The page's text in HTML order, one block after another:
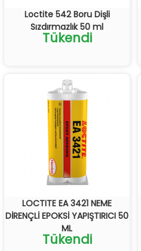
Loctite 542 Boru Dişli
Sızdırmazlık 50 ml
Tükendi
LOCTITE EA 3421 NEME
DİRENÇLİ EPOKSİ YAPIŞTIRICI 50
ML
Tükendi